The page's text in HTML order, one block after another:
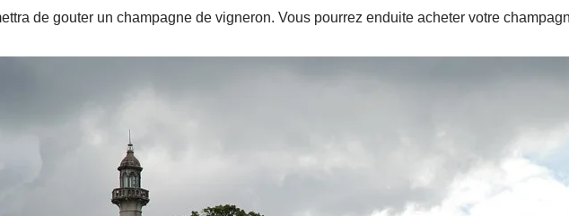
de gouter un champagne de vigneron. Vous pourrez enduite acheter votre